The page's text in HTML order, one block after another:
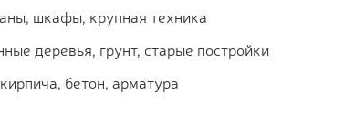
шкафы, крупная техника
деревья, грунт, старые постройки
бетон, арматура